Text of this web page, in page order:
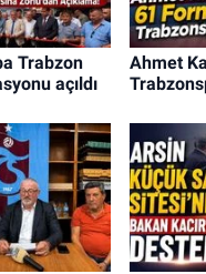
Trabzon
açıldı
Ahmet